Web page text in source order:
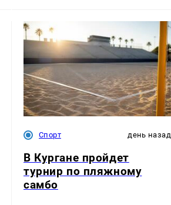
Спорт день назад
В Кургане пройдет
турнир по пляжному
самбо